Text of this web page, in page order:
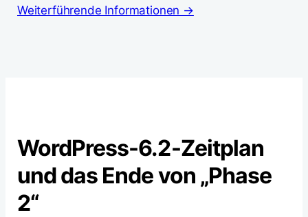
Weiterführende Informationen →
WordPress-6.2-Zeitplan
und das Ende von „Phase
2“